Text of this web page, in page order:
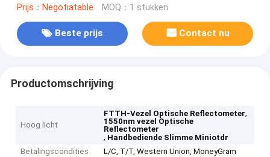
Prijs：Negotiatable MOQ：1 stukken
Beste prijs Contact nu
Productomschrijving
Hoog licht
FTTH-Vezel Optische Reflectometer,
1550nm vezel Optische
Reflectometer
, Handbediende Slimme Miniotdr
Betalingscondities
L/C, T/T, Western Union, MoneyGram